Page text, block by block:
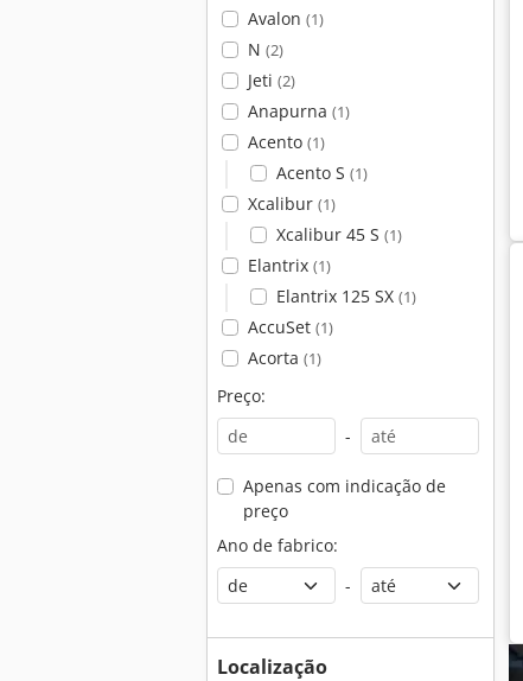
Avalon (1)
N (2)
Jeti (2)
Anapurna (1)
Acento (1)
Acento S (1)
Xcalibur (1)
Xcalibur 45 S (1)
Elantrix (1)
Elantrix 125 SX (1)
AccuSet (1)
Acorta (1)
Preço:
-
Apenas com indicação de
preço
Ano de fabrico:
-
Localização